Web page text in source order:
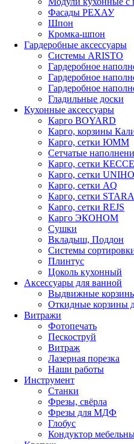
Фасады РЕХАУ
Шпон
Кромка-шпон
Гардеробные аксессуары
Системы ARISTO
Гардеробное
Гардеробное
Гардеробное
Гладильные доски
Кухонные аксессуары
Карго BOYARD
Карго, корзины
Карго, сетки ЮММ
Сетчатые
Карго, сетки
Карго, сетки
Карго, сетки AQ
Карго, сетки
Карго, сетки REJS
Карго ЭКОНОМ
Сушки
Вкладыш, Поддон
Системы
Плинтус
Цоколь кухонный
Аксессуары для ванной
Выдвижные
Откидные корзины
Витражи
Фотопечать
Пескоструй
Витраж
Лазерная порезка
Наши работы
Инструмент
Станки
Фрезы, свёрла
Фрезы для МДФ
Глобус
Кондуктор